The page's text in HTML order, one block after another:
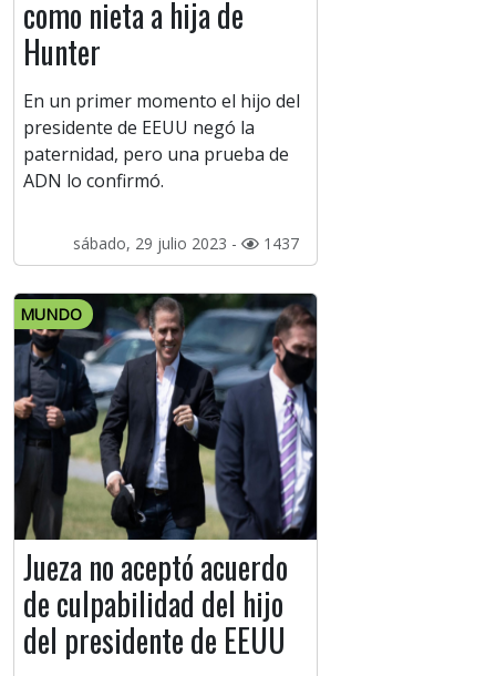
como nieta a hija de
Hunter
En un primer momento el hijo del
presidente de EEUU negó la
paternidad, pero una prueba de
ADN lo confirmó.
sábado, 29 julio 2023 - 1437
MUNDO
Jueza no aceptó acuerdo
de culpabilidad del hijo
del presidente de EEUU